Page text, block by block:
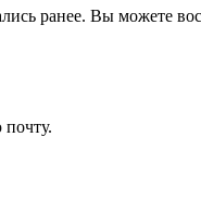
ранее. Вы можете